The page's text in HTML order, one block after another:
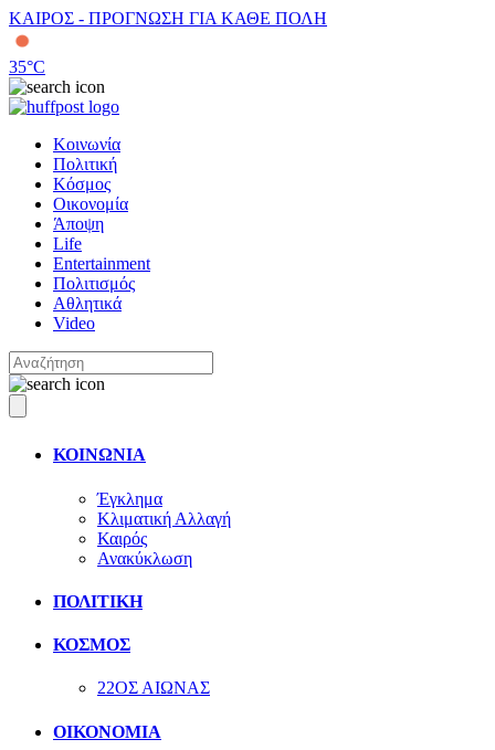
ΚΑΙΡΟΣ - ΠΡΟΓΝΩΣΗ ΓΙΑ ΚΑΘΕ ΠΟΛΗ
35°C
Κοινωνία
Πολιτική
Κόσμος
Οικονομία
Άποψη
Life
Entertainment
Πολιτισμός
Αθλητικά
Video
ΚΟΙΝΩΝΙΑ
Έγκλημα
Κλιματική Αλλαγή
Καιρός
Ανακύκλωση
ΠΟΛΙΤΙΚΗ
ΚΟΣΜΟΣ
22ΟΣ ΑΙΩΝΑΣ
ΟΙΚΟΝΟΜΙΑ